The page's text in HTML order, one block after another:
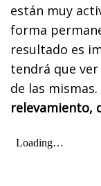
están muy
forma
resultado es
tendrá que
de las mismas.
relevamiento,